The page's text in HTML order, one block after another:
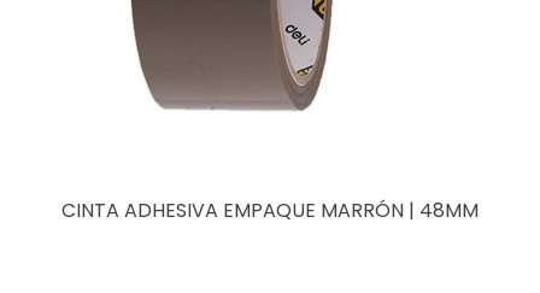
CINTA ADHESIVA EMPAQUE MARRÓN | 48MM